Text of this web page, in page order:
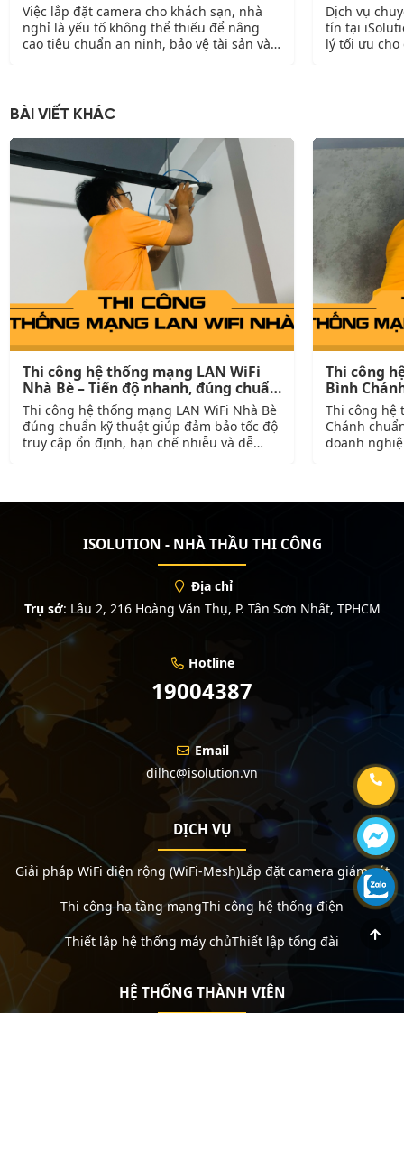
Việc lắp đặt camera cho khách sạn, nhà
nghỉ là yếu tố không thể thiếu để nâng
cao tiêu chuẩn an ninh, bảo vệ tài sản và
nhiều mô hình khách…
Dịch vụ
tín tại
lý tối ưu
BÀI VIẾT KHÁC
Thi công hệ thống mạng LAN WiFi
Nhà Bè – Tiến độ nhanh, đúng chuẩn
kỹ thuật
Thi công hệ thống mạng LAN WiFi Nhà Bè
đúng chuẩn kỹ thuật giúp đảm bảo tốc độ
truy cập ổn định, hạn chế nhiễu và dễ
Thi công
Bình
Thi công hệ
Chánh
doanh
ISOLUTION - NHÀ THẦU THI CÔNG
Địa chỉ
Trụ sở: Lầu 2, 216 Hoàng Văn Thụ, P. Tân Sơn Nhất, TPHCM
Hotline
19004387
Email
dilhc@isolution.vn
DỊCH VỤ
Giải pháp WiFi diện rộng (WiFi-Mesh)Lắp đặt camera giám sát
Thi công hạ tầng mạngThi công hệ thống điện
Thiết lập hệ thống máy chủThiết lập tổng đài
HỆ THỐNG THÀNH VIÊN